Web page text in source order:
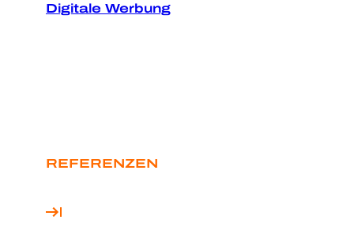
Digitale Werbung
REFERENZEN